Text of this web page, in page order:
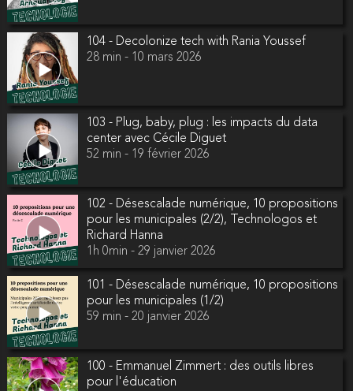
104 - Decolonize tech with Rania Youssef
28 min - 10 mars 2026
103 - Plug, baby, plug : les impacts du data
center avec Cécile Diguet
52 min - 19 février 2026
102 - Désescalade numérique, 10 propositions
pour les municipales (2/2), Technologos et
Richard Hanna
1h 0min - 29 janvier 2026
101 - Désescalade numérique, 10 propositions
pour les municipales (1/2)
59 min - 20 janvier 2026
100 - Emmanuel Zimmert : des outils libres
pour l'éducation